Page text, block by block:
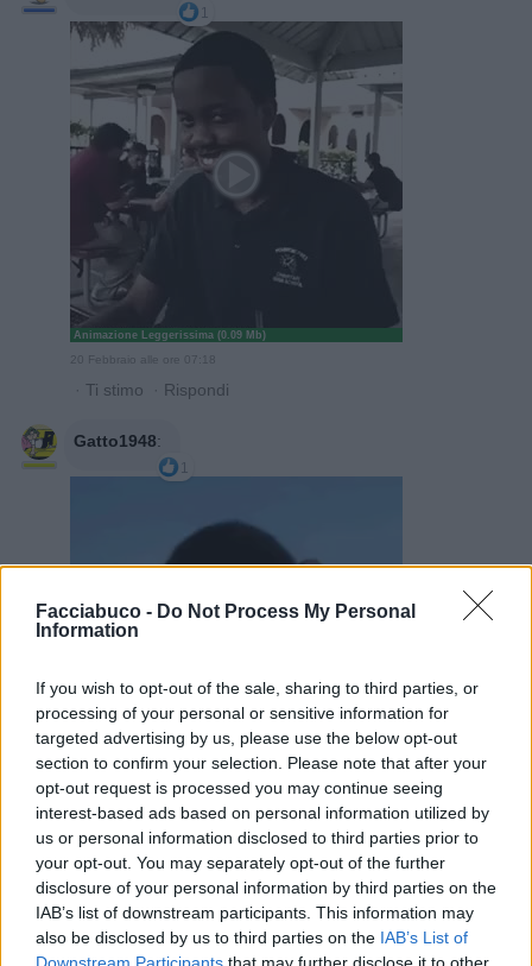
Facciabuco - Do Not Process My Personal
Information
If you wish to opt-out of the sale, sharing to third parties, or
processing of your personal or sensitive information for
targeted advertising by us, please use the below opt-out
section to confirm your selection. Please note that after your
opt-out request is processed you may continue seeing
interest-based ads based on personal information utilized by
us or personal information disclosed to third parties prior to
your opt-out. You may separately opt-out of the further
disclosure of your personal information by third parties on the
IAB’s list of downstream participants. This information may
also be disclosed by us to third parties on the IAB’s List of
Downstream Participants that may further disclose it to other
1
Animazione Leggerissima (0.09 Mb)
20 Febbraio alle ore 07:18
· Ti stimo · Rispondi
Gatto1948:
1
20 Febbraio alle ore 07:21
·Ti stimo ·Rispondi
PAOLA63:Piccanti però 😂😂😂
1
20 Febbraio alle ore 07:49